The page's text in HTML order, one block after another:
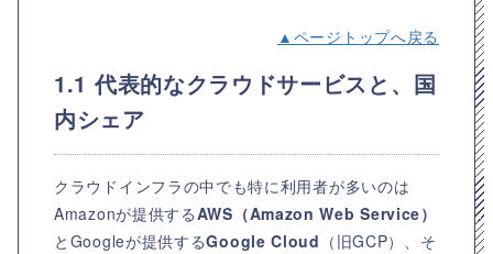
▲ページトップへ戻る
1.1 代表的なクラウドサービスと、国
内シェア
クラウドインフラの中でも特に利用者が多いのは
Amazonが提供するAWS（Amazon Web Service）
とGoogleが提供するGoogle Cloud （旧GCP）、そ